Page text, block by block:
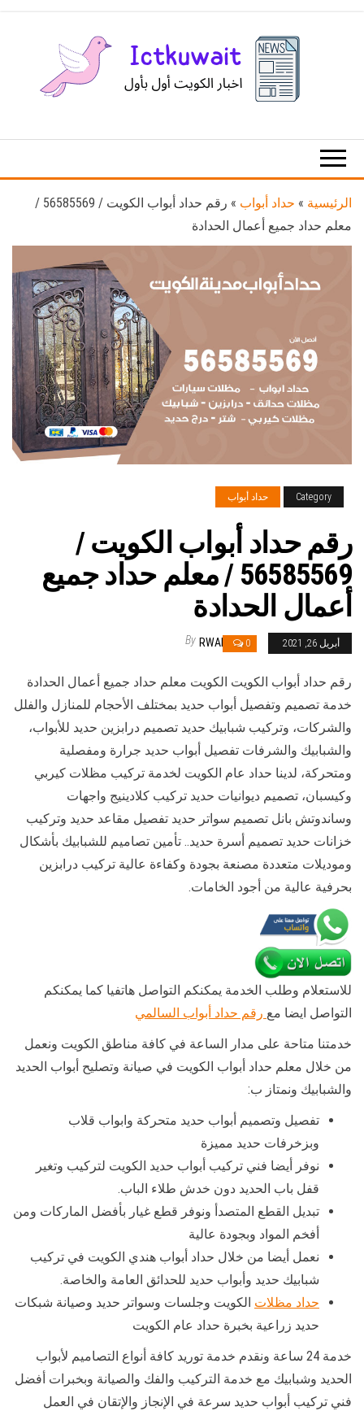
الكويت
الرئيسية » حداد أبواب »
رقم حداد أبواب الكويت / 56585569 /
معلم حداد جميع أعمال الحدادة
Category حداد أبواب
رقم حداد أبواب الكويت /
56585569 / معلم حداد جميع
أعمال الحدادة
أبريل 26, 2021 0
By RWAN
رقم حداد أبواب الكويت الكويت معلم حداد جميع أعمال الحدادة
خدمة تصميم وتفصيل أبواب حديد بمختلف الأحجام للمنازل والفلل
والشركات، وتركيب شبابيك حديد تصميم درابزين حديد للأبواب،
والشبابيك والشرفات تفصيل أبواب حديد جرارة ومفصلية
ومتحركة، لدينا حداد عام الكويت لخدمة تركيب مظلات كيربي
وكيسبان، تصميم ديوانيات حديد تركيب كلادينيج واجهات
وساندوتش بانل تصميم سواتر حديد تفصيل مقاعد حديد وتركيب
خزانات حديد تصميم أسرة حديد.. تأمين تصاميم للشبابيك بأشكال
وموديلات متعددة مصنعة بجودة وكفاءة عالية تركيب درابزين
بحرفية عالية من أجود الخامات.
للاستعلام وطلب الخدمة يمكنكم التواصل هاتفيا كما يمكنكم
التواصل ايضا مع رقم حداد أبواب السالمي
خدمتنا متاحة على مدار الساعة في كافة مناطق الكويت ونعمل
من خلال معلم حداد أبواب الكويت في صيانة وتصليح أبواب الحديد
والشبابيك ونمتاز ب:
تفصيل وتصميم أبواب حديد متحركة وابواب قلاب
وبزخرفات حديد مميزة
نوفر أيضا فني تركيب أبواب حديد الكويت لتركيب وتغير
قفل باب الحديد دون خدش طلاء الباب.
تبديل القطع المتصدأ ونوفر قطع غيار بأفضل الماركات ومن
أفخم المواد وبجودة عالية
نعمل أيضا من خلال حداد أبواب هندي الكويت في تركيب
شبابيك حديد وأبواب حديد للحدائق العامة والخاصة.
حداد مظلات الكويت وجلسات وسواتر حديد وصيانة شبكات
حديد زراعية بخبرة حداد عام الكويت
خدمة 24 ساعة ونقدم خدمة توريد كافة أنواع التصاميم لأبواب
الحديد وشبابيك مع خدمة التركيب والفك والصيانة وبخبرات أفضل
فني تركيب أبواب حديد سرعة في الإنجاز والإتقان في العمل